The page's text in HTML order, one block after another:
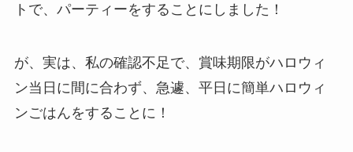
トで、パーティーをすることにしました！
が、実は、私の確認不足で、賞味期限がハロウィ
ン当日に間に合わず、急遽、平日に簡単ハロウィ
ンごはんをすることに！